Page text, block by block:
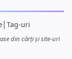
│ Tag-uri
din cărți și site-uri